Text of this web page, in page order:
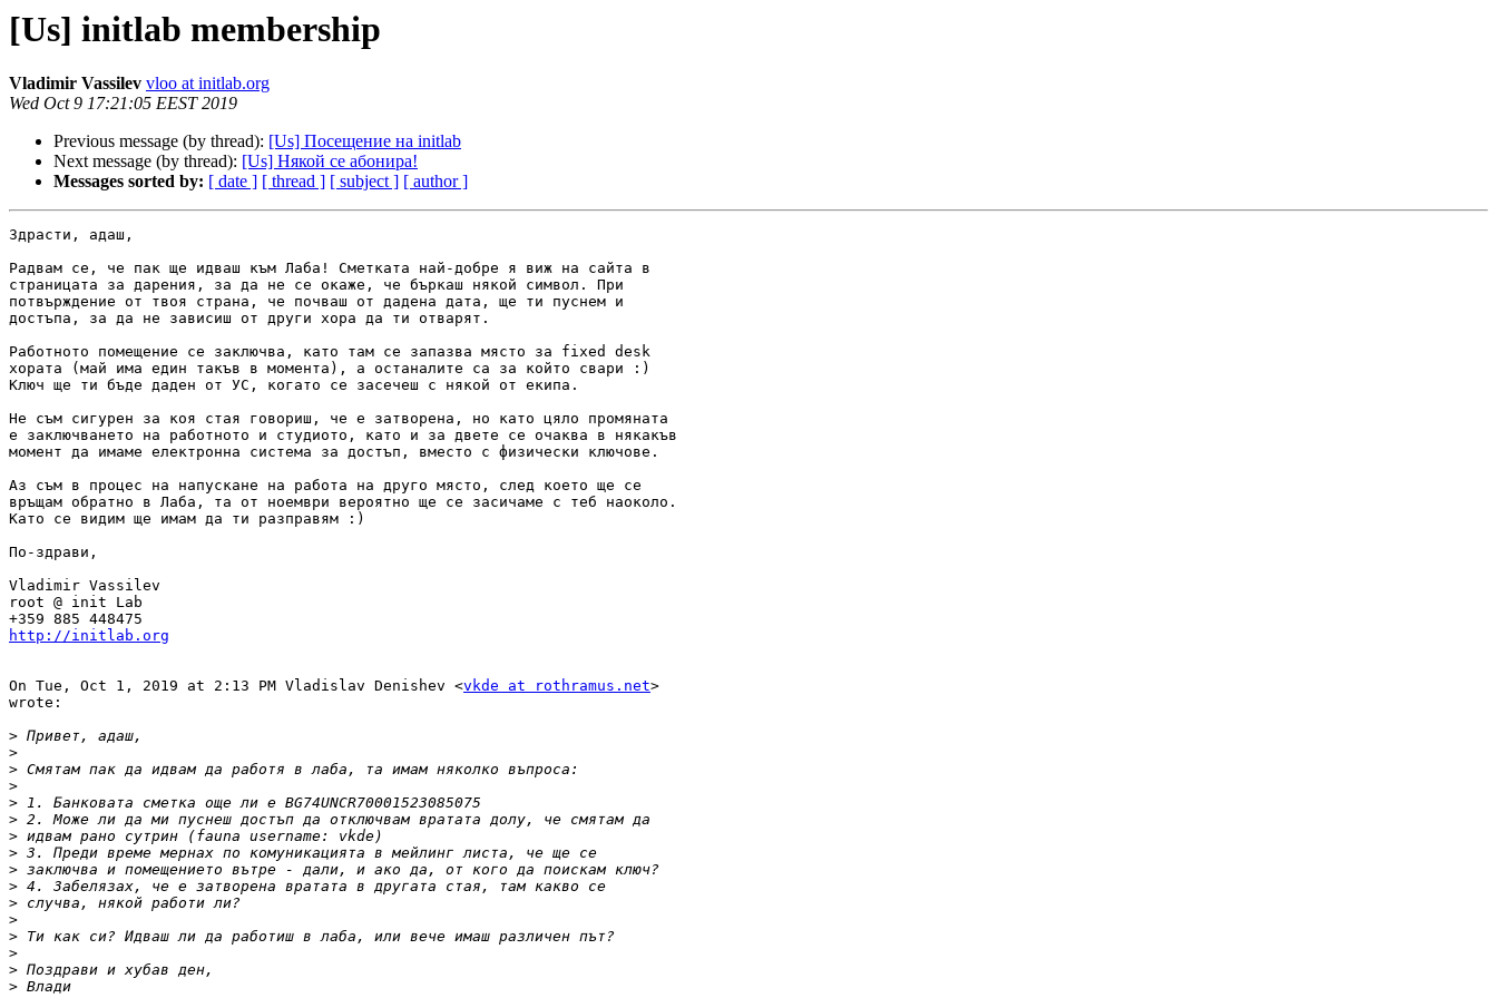
[Us] initlab membership
Vladimir Vassilev vloo at initlab.org
Wed Oct 9 17:21:05 EEST 2019
Previous message (by thread): [Us] Посещение на initlab
Next message (by thread): [Us] Някой се абонира!
Messages sorted by: [ date ] [ thread ] [ subject ] [ author ]
Здрасти, адаш,
Радвам се, че пак ще идваш към Лаба! Сметката най-добре я виж на сайта в
страницата за дарения, за да не се окаже, че бъркаш някой символ. При
потвърждение от твоя страна, че почваш от дадена дата, ще ти пуснем и
достъпа, за да не зависиш от други хора да ти отварят.
Работното помещение се заключва, като там се запазва място за fixed desk
хората (май има един такъв в момента), а останалите са за който свари :)
Ключ ще ти бъде даден от УС, когато се засечеш с някой от екипа.
Не съм сигурен за коя стая говориш, че е затворена, но като цяло промяната
е заключването на работното и студиото, като и за двете се очаква в някакъв
момент да имаме електронна система за достъп, вместо с физически ключове.
Аз съм в процес на напускане на работа на друго място, след което ще се
връщам обратно в Лаба, та от ноември вероятно ще се засичаме с теб наоколо.
Като се видим ще имам да ти разправям :)
По-здрави,
Vladimir Vassilev
root @ init Lab
http://initlab.org
On Tue, Oct 1, 2019 at 2:13 PM Vladislav Denishev <vkde at rothramus.net>
wrote:
>
>
>
>
>
>
>
>
>
>
>
>
>
>
>
>